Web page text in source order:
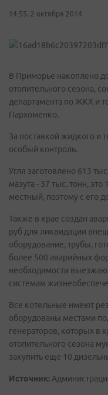
14:55, 2 октября 2014
В Приморье накоплено
отопительного сезона,
департамента по ЖКХ и
Пархоменко.
За поставкой жидкого и
особый контроль.
Угля заготовлено 613
мазута - 37 тыс. тонн, это
местный, поэтому с его
Также в крае создан
руб для ликвидации
оборудование, трубы,
более 500 аварийных
необходимости
системам
Все котельные имеют
оборудованы местами
генераторов, которых в
отопительного сезона
закупить еще 10
Источник: